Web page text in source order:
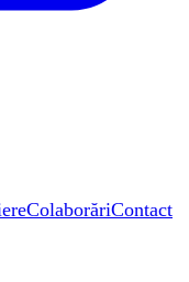
ColaborăriContact